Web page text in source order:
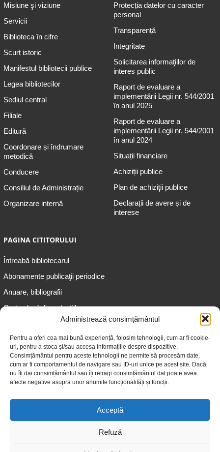
Administrează consimțământul
Pentru a oferi cea mai bună experiență, folosim tehnologii, cum ar fi cookie-
uri, pentru a stoca și/sau accesa informațiile despre dispozitive.
Consimțământul pentru aceste tehnologii ne permite să procesăm date,
cum ar fi comportamentul de navigare sau ID-uri unice pe acest site. Dacă
nu îți dai consimțământul sau îți retragi consimțământul dat poate avea
afecte negative asupra unor anumite funcționalități și funcții.
Acceptă
Refuză
Misiune şi viziune
Servicii
Biblioteca în cifre
Scurt istoric
Manifestul bibliotecii publice
Legea bibliotecilor
Sediul central
Filiale
Editură
Coordonare și îndrumare
metodică
Conducere
Consiliul de Administrație
Organizare internă
Protecția datelor cu caracter
personal
Transparență
Integritate
Solicitarea informaţiilor de
interes public
Raport de evaluare a
implementării Legii nr. 544/2001
în anul 2025
Raport de evaluare a
implementării Legii nr. 544/2001
în anul 2024
Situații financiare
Achiziții publice
Plan de achiziţii publice
Declarații de avere și de
interese
PAGINA CITITORULUI
Întreabă bibliotecarul
Abonamente publicaţii periodice
Anuare, bibliografii
Cartea lunii din colecțiile
Informații pentru adolescenți
Informații pentru adulți
Informații pentru seniori